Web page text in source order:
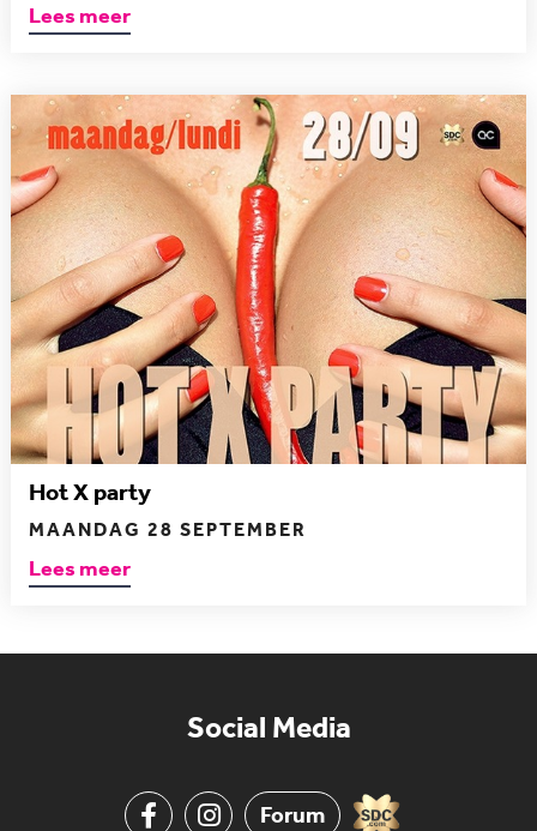
Lees meer
Hot X party
MAANDAG 28 SEPTEMBER
Lees meer
Social Media
Forum